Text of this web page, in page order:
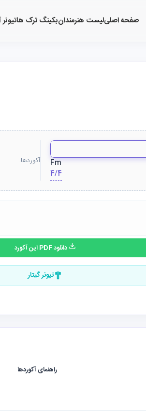
صفحه اصلیلیست هنرمندانبکینگ ترک ها
Fm
4/4
آکوردها:
دانلود PDF این آکورد
تیونر گیتار
راهنمای آکوردها